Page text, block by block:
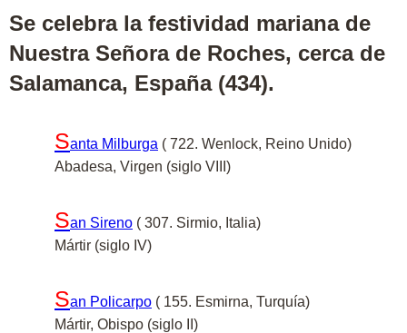
Papas
Se celebra la festividad mariana de
Nuestra Señora de Roches, cerca de
Salamanca, España (434).
Santa Milburga ( 722. Wenlock, Reino Unido)
Abadesa, Virgen (siglo VIII)
San Sireno ( 307. Sirmio, Italia)
Mártir (siglo IV)
San Policarpo ( 155. Esmirna, Turquía)
Mártir, Obispo (siglo II)